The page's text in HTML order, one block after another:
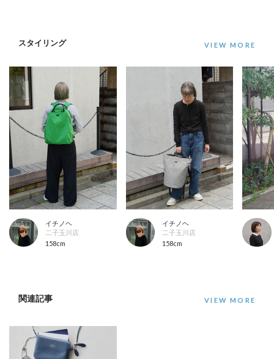
スタイリング
イチノヘ
二子玉川店
158cm
イチノヘ
二子玉川店
158cm
関連記事 VIEW MORE